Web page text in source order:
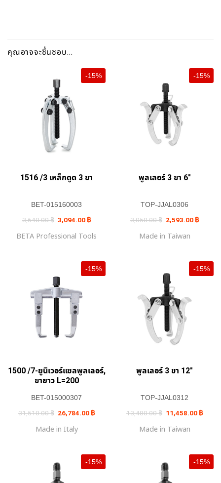
คุณอาจจะชื่นชอบ…
-15%
1516 /3 เหล็กดูด 3 ขา
BET-015160003
3,640.00฿ Original
price
3,640.00 ฿.
3,094.00 ฿Current
price
3,094.00 ฿.
BETA Professional Tools
-15%
พูลเลอร์ 3 ขา 6″
TOP-JJAL0306
3,050.00฿ Original
price
3,050.00 ฿.
2,593.00 ฿Current
price
Made in Taiwan
-15%
1500 /7-ยูนิเวอร์แซลพูลเลอร์,
ขายาว L=200
BET-015000307
31,510.00฿ Original
price
31,510.00 ฿.
26,784.00 ฿Current
price
Made in Italy
-15%
พูลเลอร์ 3 ขา 12″
TOP-JJAL0312
13,480.00฿ Original
price
13,480.00 ฿.
11,458.00 ฿price
Made in Taiwan
-15% -15%